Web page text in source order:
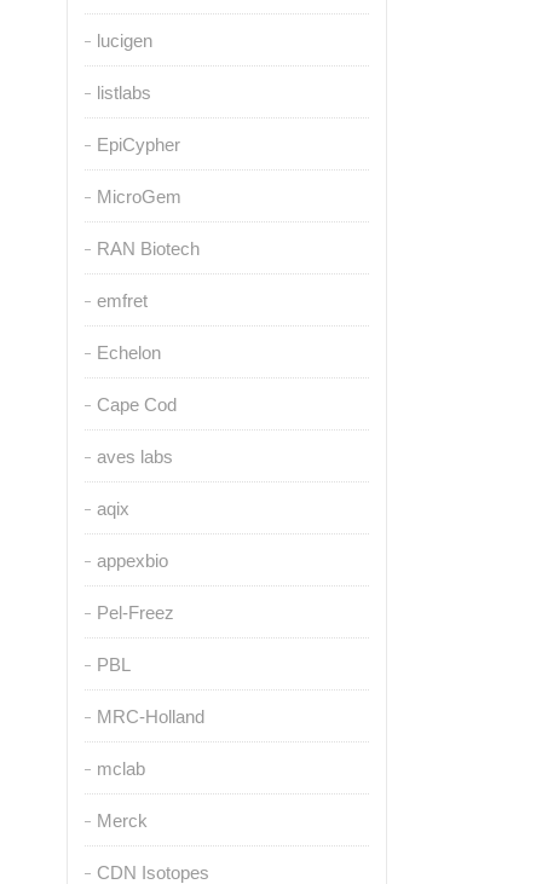
lucigen
listlabs
EpiCypher
MicroGem
RAN Biotech
emfret
Echelon
Cape Cod
aves labs
aqix
appexbio
Pel-Freez
PBL
MRC-Holland
mclab
Merck
CDN Isotopes